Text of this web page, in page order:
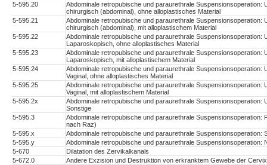
5-595.20
Abdominale retropubische und paraurethrale
chirurgisch (abdominal), ohne alloplastisches Material
5-595.21
Abdominale retropubische und paraurethrale
chirurgisch (abdominal), mit alloplastischem Material
5-595.22
Abdominale retropubische und paraurethrale
Laparoskopisch, ohne alloplastisches Material
5-595.23
Abdominale retropubische und paraurethrale
Laparoskopisch, mit alloplastischem Material
5-595.24
Abdominale retropubische und paraurethrale
Vaginal, ohne alloplastisches Material
5-595.25
Abdominale retropubische und paraurethrale
Vaginal, mit alloplastischem Material
5-595.2x
Abdominale retropubische und paraurethrale
Sonstige
5-595.3
Abdominale retropubische und paraurethrale
nach Raz)
5-595.x
Abdominale retropubische und paraurethrale Suspensionsoperation:
5-595.y
Abdominale retropubische und paraurethrale Suspensionsoperation:
5-670
Dilatation des Zervikalkanals
5-672.0
Andere Exzision und Destruktion von erkranktem Gewebe der